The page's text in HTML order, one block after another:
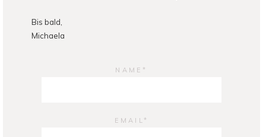
Bis bald,
Michaela
NAME
EMAIL